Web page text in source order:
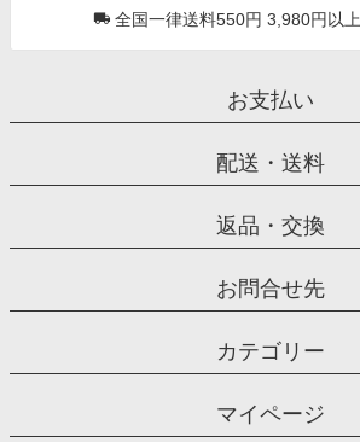
全国一律送料550円 3,980円以上
お支払い
配送・送料
返品・交換
お問合せ先
カテゴリー
マイページ